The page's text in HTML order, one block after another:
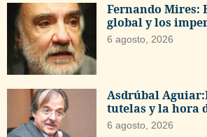
Fernando Mires:
global y los
6 agosto, 2026
Asdrúbal
tutelas y la hora
6 agosto, 2026